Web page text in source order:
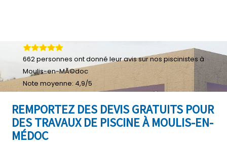
REMPORTEZ DES DEVIS GRATUITS POUR
DES TRAVAUX DE PISCINE À MOULIS-EN-
MÉDOC
662personnes ont donné leuravis sur nos piscinistes à
Moulis-en-MÃ©doc
Note moyenne: 4,9/5